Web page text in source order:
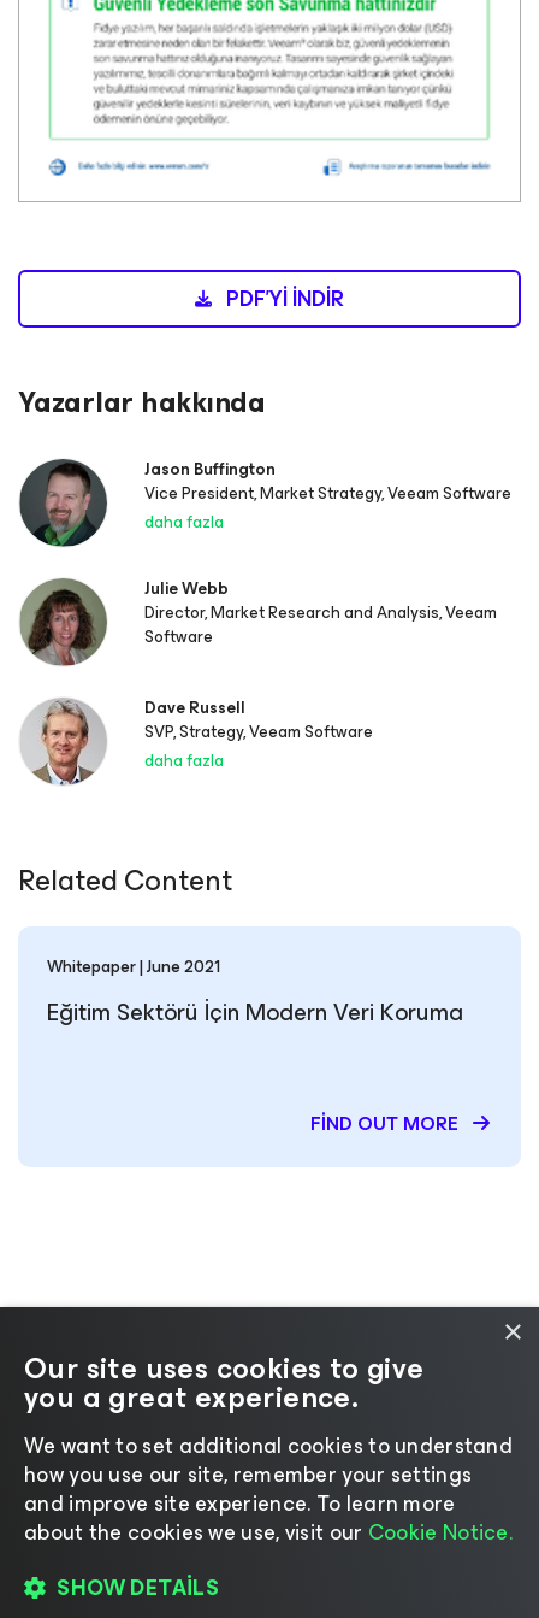
PDF'YI İNDIR
Yazarlar hakkında
Jason Buffington
Vice President, Market Strategy, Veeam Software
daha fazla
Julie Webb
Director, Market Research and Analysis, Veeam
Software
Dave Russell
SVP, Strategy, Veeam Software
daha fazla
Related Content
Whitepaper | June 2021
Eğitim Sektörü İçin Modern Veri Koruma
FIND OUT MORE
©2026 Veeam® Software | Gizlilik Bildirimi
Çerez Bildirimi | Yasal | Lisanslama Politikası
Tedarikçi Kaynakları
Dil seçin
×
Our site uses cookies to give
you a great experience.
We want to set additional cookies to understand
how you use our site, remember your settings
and improve site experience. ​To learn more
about the cookies we use, visit our Cookie Notice.
SHOW DETAILS